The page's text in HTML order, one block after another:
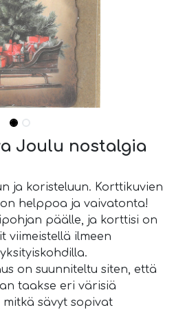
Joulu nostalgia
ja koristeluun. Korttikuvien
helppoa ja vaivatonta!
päälle, ja korttisi on
viimeistellä ilmeen
on suunniteltu siten, että
taakse eri värisiä
sävyt sopivat